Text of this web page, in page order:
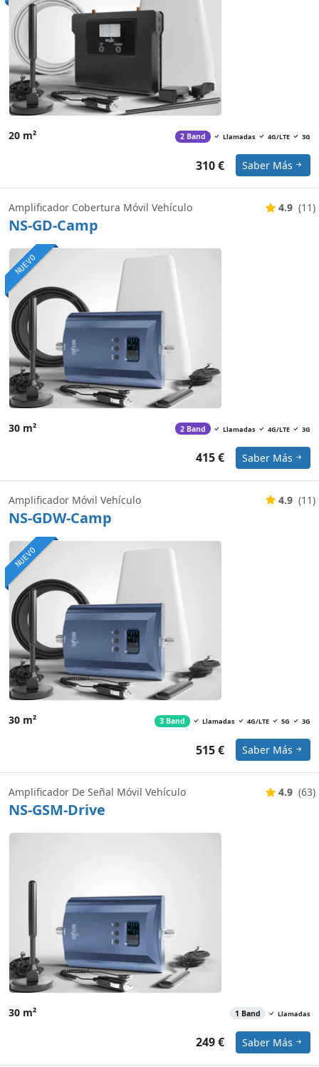
20 m² 2 Band Llamadas 4G/LTE 3G
310 € Saber Más
NUEVO
Amplificador Cobertura Móvil Vehículo
NS-GD-Camp
4.9 (11)
30 m² 2 Band Llamadas 4G/LTE 3G
415 € Saber Más
NUEVO
Amplificador Móvil Vehículo
NS-GDW-Camp
4.9 (11)
30 m² 3 Band Llamadas 4G/LTE 5G 3G
515 € Saber Más
Amplificador De Señal Móvil Vehículo
NS-GSM-Drive
4.9 (63)
30 m² 1 Band Llamadas
249 € Saber Más